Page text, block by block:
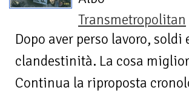
Transmetropolitan
Dopo aver perso lavoro,
clandestinità. La cosa
Continua la riproposta